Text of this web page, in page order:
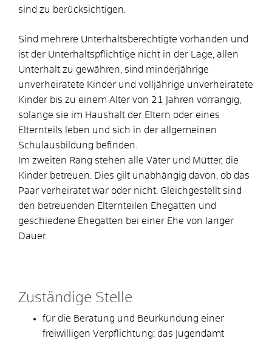
sind zu berücksichtigen.
Sind mehrere Unterhaltsberechtigte vorhanden und
ist der Unterhaltspflichtige nicht in der Lage, allen
Unterhalt zu gewähren, sind minderjährige
unverheiratete Kinder und volljährige unverheiratete
Kinder bis zu einem Alter von 21 Jahren vorrangig,
solange sie im Haushalt der Eltern oder eines
Elternteils leben und sich in der allgemeinen
Schulausbildung befinden.
Im zweiten Rang stehen alle Väter und Mütter, die
Kinder betreuen. Dies gilt unabhängig davon, ob das
Paar verheiratet war oder nicht. Gleichgestellt sind
den betreuenden Elternteilen Ehegatten und
geschiedene Ehegatten bei einer Ehe von langer
Dauer.
Zuständige Stelle
für die Beratung und Beurkundung einer
freiwilligen Verpflichtung: das Jugendamt